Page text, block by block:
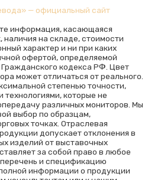
— официальный сайт
информация, касающаяся
наличия на складе, стоимости
характер и ни при каких
офертой, определяемой
кодекса РФ. Цвет
может отличаться от реального.
степенью точности,
которые не
различных мониторов. Мы
выбор по образцам,
точках. Отраслевая
допускает отклонения в
изделий от выставочных
за собой право в любое
и спецификацию
информации о продукции